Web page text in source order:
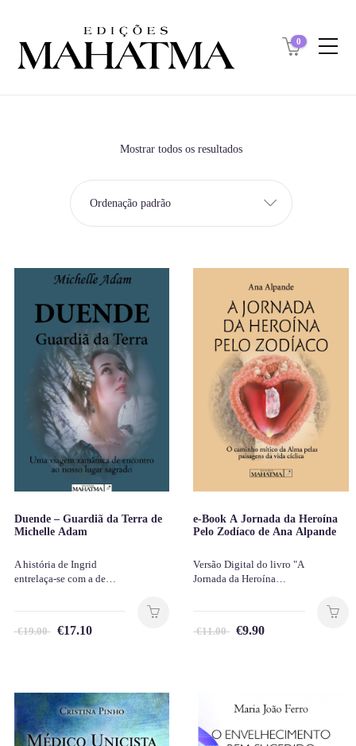
0
Mostrar todos os resultados
Ordenação padrão
Duende – Guardiã da Terra de
Michelle Adam
A história de Ingrid
entrelaça-se com a de…
€19.00 €17.10
e-Book A Jornada da Heroína
Pelo Zodíaco de Ana Alpande
Versão Digital do livro "A
Jornada da Heroína…
€11.00 €9.90